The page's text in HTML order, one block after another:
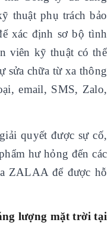
thuật phụ trách bảo
xác định sơ bộ tình
viên kỹ thuật có thể
sửa chữa từ xa thông
email, SMS, Zalo,
quyết được sự cố,
hư hỏng đến các
ZALAA để được hỗ
lượng mặt trời tại